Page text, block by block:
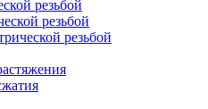
резьбой
резьбой
резьбой